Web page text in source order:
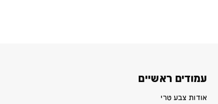
עמודים ראשיים
אודות צבע טרי